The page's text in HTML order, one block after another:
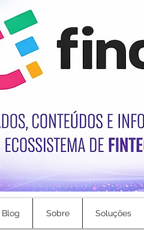
Blog Sobre Soluções